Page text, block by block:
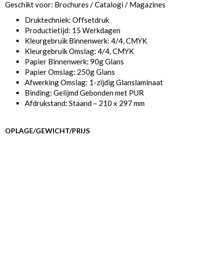
Geschikt voor: Brochures / Catalogi / Magazines
Druktechniek: Offsetdruk
Productietijd: 15 Werkdagen
Kleurgebruik Binnenwerk: 4/4, CMYK
Kleurgebruik Omslag: 4/4, CMYK
Papier Binnenwerk: 90g Glans
Papier Omslag: 250g Glans
Afwerking Omslag: 1-zijdig Glanslaminaat
Binding: Gelijmd Gebonden met PUR
Afdrukstand: Staand – 210 x 297 mm
OPLAGE/GEWICHT/PRIJS